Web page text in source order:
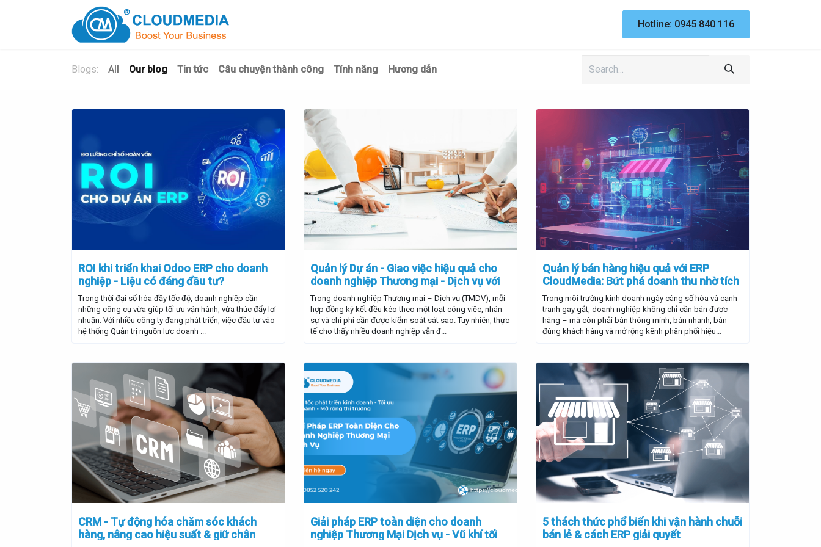
Liên hệ Themes Hỗ trợ Website
Hotline: 0945 840 116
Blogs: All Our blog Tin tức Câu chuyện thành công Tính năng Hương dẫn
ROI khi triển khai Odoo ERP cho doanh
nghiệp - Liệu có đáng đầu tư?
Trong thời đại số hóa đầy tốc độ, doanh nghiệp cần
những công cụ vừa giúp tối ưu vận hành, vừa thúc đẩy lợi
nhuận. Với nhiều công ty đang phát triển, việc đầu tư vào
hệ thống Quản trị nguồn lực doanh ...
Quản lý Dự án - Giao việc hiệu quả cho
doanh nghiệp Thương mại - Dịch vụ với
ERP Odoo
Trong doanh nghiệp Thương mại – Dịch vụ (TMDV), mỗi
hợp đồng ký kết đều kéo theo một loạt công việc, nhân
sự và chi phí cần được kiểm soát sát sao. Tuy nhiên, thực
tế cho thấy nhiều doanh nghiệp vẫn đ...
Quản lý bán hàng hiệu quả với ERP
CloudMedia: Bứt phá doanh thu nhờ tích
hợp hệ thống Affiliate thông minh
Trong môi trường kinh doanh ngày càng số hóa và cạnh
tranh gay gắt, doanh nghiệp không chỉ cần bán được
hàng – mà còn phải bán thông minh, bán nhanh, bán
đúng khách hàng và mở rộng kênh phân phối hiệu...
CRM - Tự động hóa chăm sóc khách
hàng, nâng cao hiệu suất & giữ chân
Giải pháp ERP toàn diện cho doanh
nghiệp Thương Mại Dịch vụ - Vũ khí tối
5 thách thức phổ biến khi vận hành chuỗi
bán lẻ & cách ERP giải quyết